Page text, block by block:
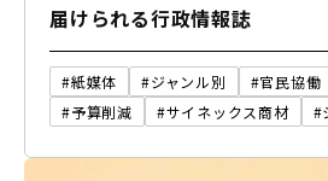
届けられる行政情報誌
#紙媒体 #ジャンル別 #官民協働
#予算削減
#サイネックス商材 #